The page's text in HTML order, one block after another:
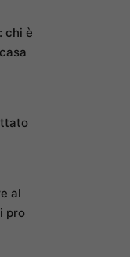
chi è
al
pro